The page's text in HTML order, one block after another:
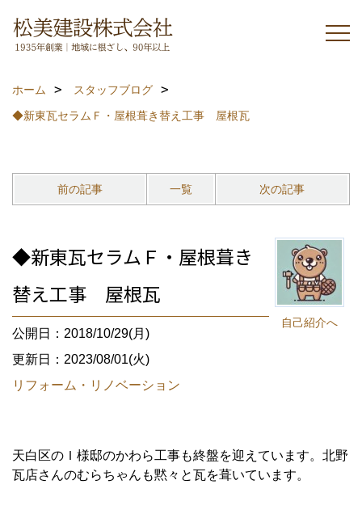
ホーム
スタッフブログ
◆新東瓦セラムＦ・屋根葺き替え工事 屋根瓦
前の記事 一覧 次の記事
自己紹介へ
◆新東瓦セラムＦ・屋根葺き
替え工事 屋根瓦
公開日：2018/10/29(月)
更新日：2023/08/01(火)
リフォーム・リノベーション
天白区のＩ様邸のかわら工事も終盤を迎えています。北野
瓦店さんのむらちゃんも黙々と瓦を葺いています。